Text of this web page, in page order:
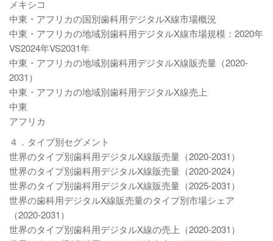
メキシコ
中東・アフリカの国別歯科用デジタルX線市場概況
中東・アフリカの地域別歯科用デジタルX線市場規模：2020年
VS2024年VS2031年
中東・アフリカの地域別歯科用デジタルX線販売量（2020-
2031）
中東・アフリカの地域別歯科用デジタルX線売上
中東
アフリカ
４．タイプ別セグメント
世界のタイプ別歯科用デジタルX線販売量（2020-2031）
世界のタイプ別歯科用デジタルX線販売量（2020-2024）
世界のタイプ別歯科用デジタルX線販売量（2025-2031）
世界の歯科用デジタルX線販売量のタイプ別市場シェア
（2020-2031）
世界のタイプ別歯科用デジタルX線の売上（2020-2031）